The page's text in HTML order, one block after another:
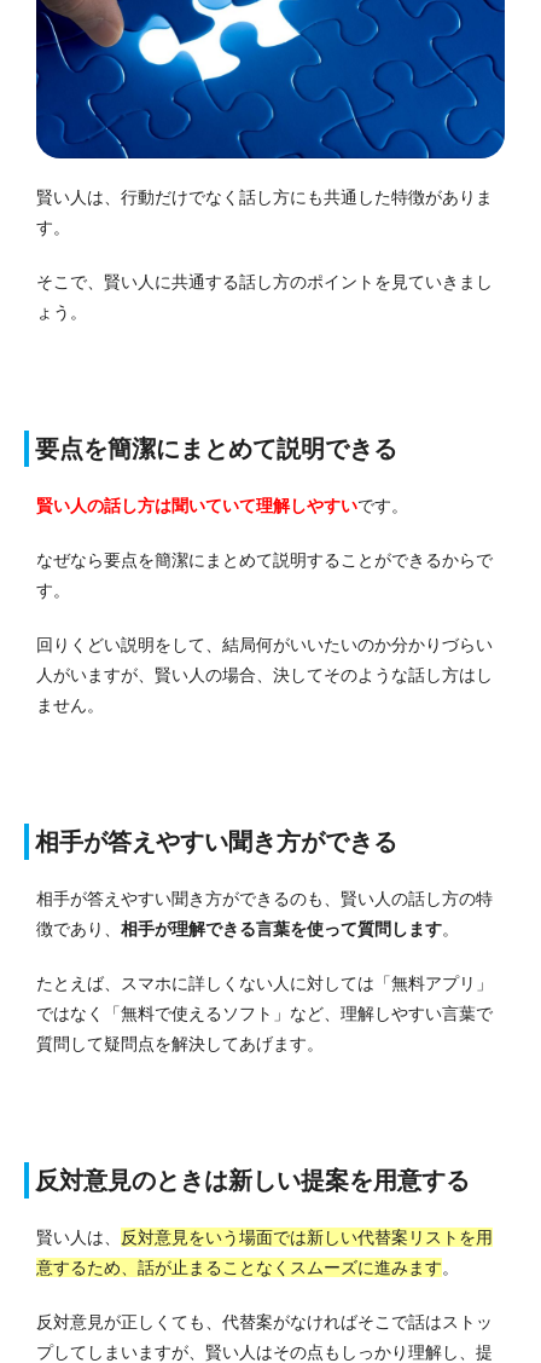
賢い人は、行動だけでなく話し方にも共通した特徴がありま
す。
そこで、賢い人に共通する話し方のポイントを見ていきまし
ょう。
要点を簡潔にまとめて説明できる
賢い人の話し方は聞いていて理解しやすいです。
なぜなら要点を簡潔にまとめて説明することができるからで
す。
回りくどい説明をして、結局何がいいたいのか分かりづらい
人がいますが、賢い人の場合、決してそのような話し方はし
ません。
相手が答えやすい聞き方ができる
相手が答えやすい聞き方ができるのも、賢い人の話し方の特
徴であり、 相手が理解できる言葉を使って質問します。
たとえば、スマホに詳しくない人に対しては「無料アプリ」
ではなく「無料で使えるソフト」など、理解しやすい言葉で
質問して疑問点を解決してあげます。
反対意見のときは新しい提案を用意する
賢い人は、
反対意見をいう場面では新しい代替案リストを用
意するため、話が止まることなくスムーズに進みます。
反対意見が正しくても、代替案がなければそこで話はストッ
プしてしまいますが、賢い人はその点もしっかり理解し、提